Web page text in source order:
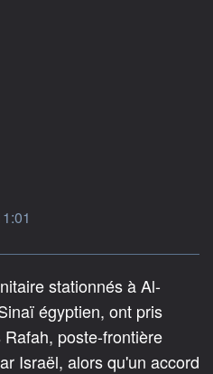
stationnés à Al-
égyptien, ont pris
poste-frontière
Israël, alors qu'un accord